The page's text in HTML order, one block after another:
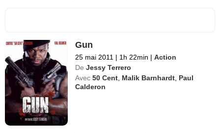
Gun
25 mai 2011 | 1h 22min | Action
De Jessy Terrero
Avec 50 Cent Malik Barnhardt Paul
Calderon